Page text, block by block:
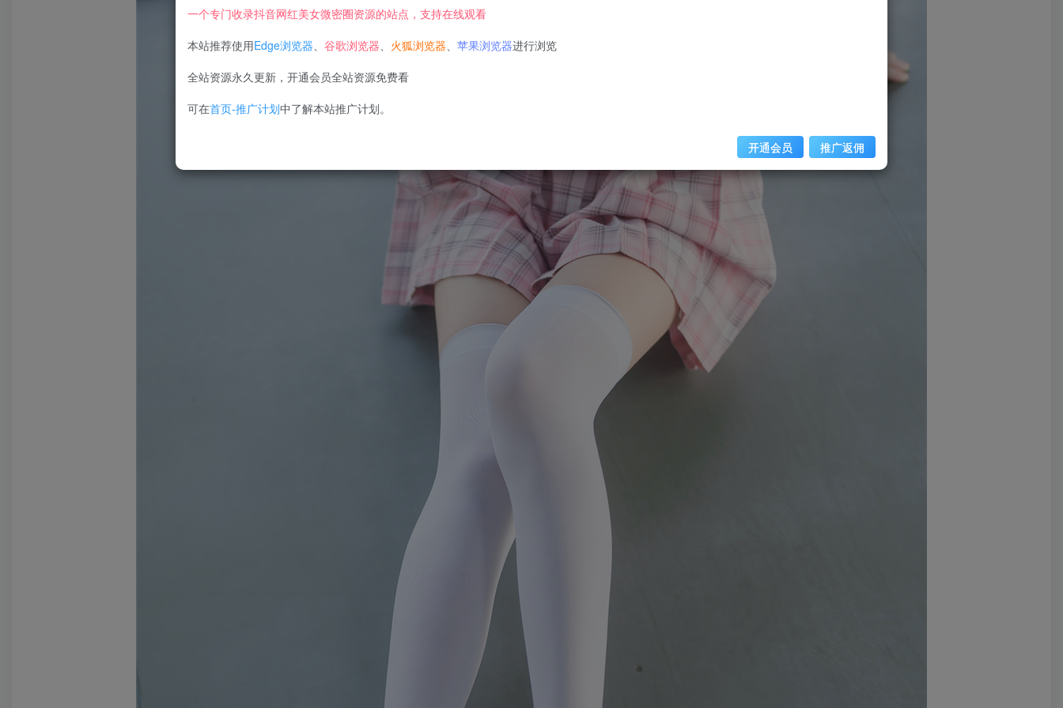
一个专门收录抖音网红美女微密圈资源的站点，支持在线观看
本站推荐使用Edge浏览器、 谷歌浏览器、 火狐浏览器、 苹果浏览器进行浏览
全站资源永久更新，开通会员全站资源免费看
可在首页-推广计划中了解本站推广计划。
开通会员 推广返佣